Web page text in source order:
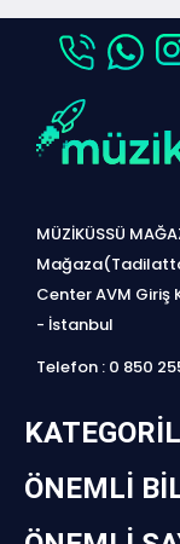
MÜZİKÜSSÜ
Center AVM Giriş
- İstanbul
Telefon : 0 850
ÖNEMLI